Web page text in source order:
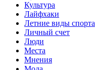
Культура
Лайфхаки
Летние виды спорта
Личный счет
Люди
Места
Мнения